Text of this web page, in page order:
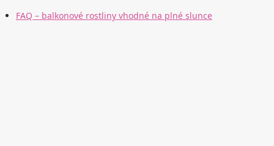
FAQ – balkonové rostliny vhodné na plné slunce